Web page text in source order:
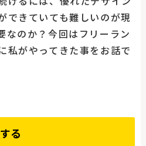
できていても難しいのが現
なのか？今回はフリーラン
私がやってきた事をお話で
る